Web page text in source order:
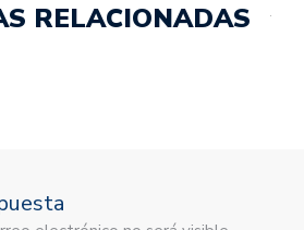
RELACIONADAS